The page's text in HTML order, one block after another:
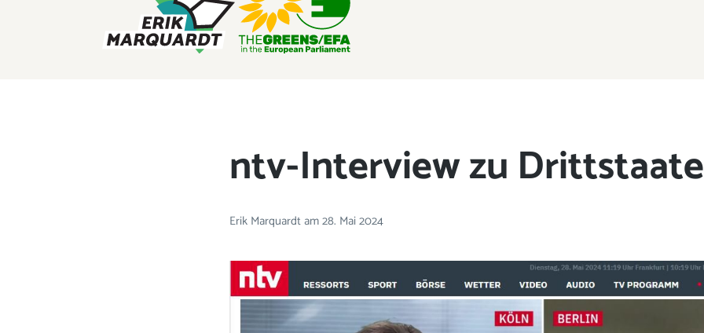
ntv-Interview zu
Erik Marquardtam28. Mai 2024